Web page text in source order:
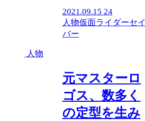
2021.09.15 24
人物仮面ライダーセイ
バー
人物
元マスターロ
ゴス、数多く
の定型を生み